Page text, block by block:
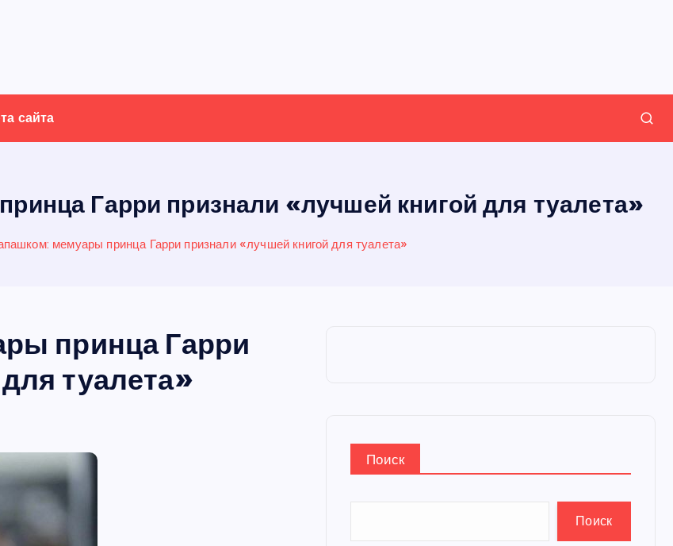
сайта
Гарри признали «лучшей книгой для туалета»
мемуары принца Гарри признали «лучшей книгой для туалета»
принца Гарри
туалета»
Поиск
Поиск